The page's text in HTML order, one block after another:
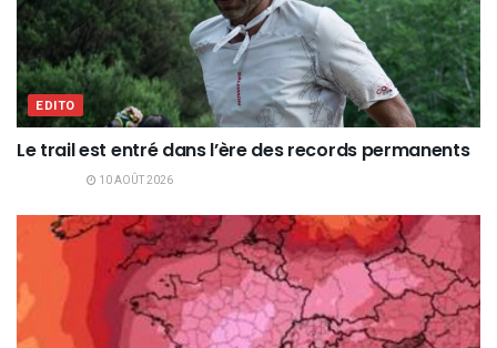
EDITO
Le trail est entré dans l’ère des records permanents
10 AOÛT 2026